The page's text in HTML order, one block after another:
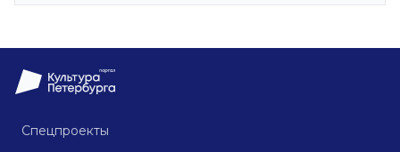
Спецпроекты